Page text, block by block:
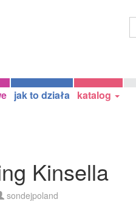
jak to działa katalog
Kinsella
sondejpoland